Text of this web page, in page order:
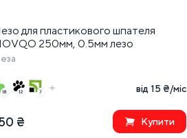
для пластикового шпателя
250мм, 0.5мм лезо
від 15 ₴/міс
₴ Купити